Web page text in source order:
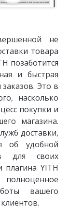
не
товара
позаботится
и быстрая
Это в
насколько
покупки и
магазина.
доставки,
об удобной
для своих
плагина YITH
вашего